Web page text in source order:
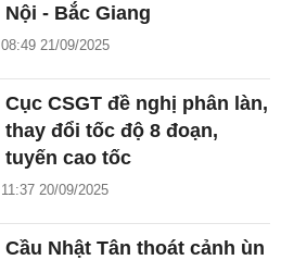
Nội - Bắc Giang
08:49 21/09/2025
Cục CSGT đề nghị phân làn,
thay đổi tốc độ 8 đoạn,
tuyến cao tốc
11:37 20/09/2025
Cầu Nhật Tân thoát cảnh ùn